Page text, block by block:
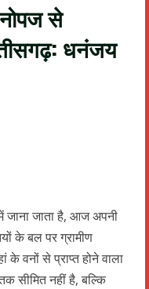
से
धनंजय
जाना जाता है, आज अपनी
के बल पर ग्रामीण
के वनों से प्राप्त होने वाला
सीमित नहीं है, बल्कि